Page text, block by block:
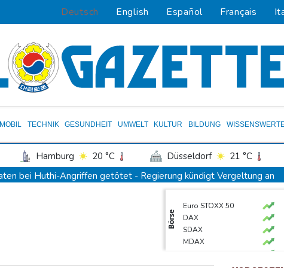
Deutsch English Español Français
TECHNIK GESUNDHEIT UMWELT KULTUR BILDUNG
Hamburg 20 °C Düsseldorf
21 °C
23 °C Leipzig 23 °C Dortmund
21 °C
Bremen
Wien
27 °C
bei Huthi-Angriffen getötet - Regierung kündigt Vergeltung an
und Rösler gewinnen Silber und Bronze
Bombe in Kleinbus nahe Damaskus explodiert
Börse
Euro STOXX 50
DAX
SDAX
MDAX
Goldpreis